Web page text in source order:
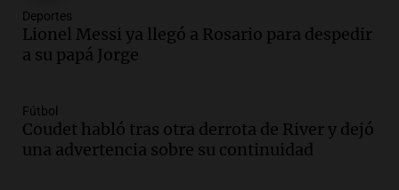
Una mañana para todos
Episodios
Audio.Una nutricionista derribó el mito
conviene priorizar
Una mañana para todos
Episodios
Deportes
Lionel Messi ya llegó a Rosario para despedir
a su papá Jorge
Fútbol
Coudet habló tras otra derrota de River y dejó
una advertencia sobre su continuidad